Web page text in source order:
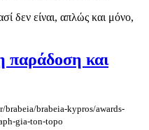
δεν είναι, απλώς και μόνο,
παράδοση και
brabeia-kypros/awards-
gia-ton-topo